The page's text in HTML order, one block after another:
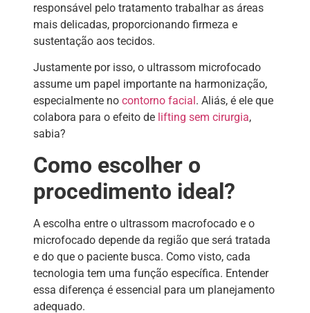
responsável pelo tratamento trabalhar as áreas
mais delicadas, proporcionando firmeza e
sustentação aos tecidos.
Justamente por isso, o ultrassom microfocado
assume um papel importante na harmonização,
especialmente no contorno facial. Aliás, é ele que
colabora para o efeito de lifting sem cirurgia,
sabia?
Como escolher o
procedimento ideal?
A escolha entre o ultrassom macrofocado e o
microfocado depende da região que será tratada
e do que o paciente busca. Como visto, cada
tecnologia tem uma função específica. Entender
essa diferença é essencial para um planejamento
adequado.